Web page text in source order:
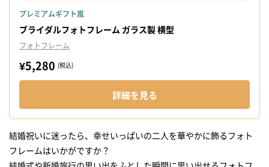
プレミアムギフト嵐
ブライダルフォトフレーム ガラス製 横型
フォトフレーム
¥5,280 (税込)
詳細を見る
結婚祝いに迷ったら、幸せいっぱいの二人を華やかに飾るフォト
フレームはいかがですか？